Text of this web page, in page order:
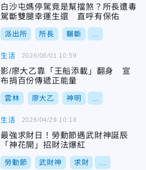
白沙屯媽停駕竟是幫擋煞？所長遭毒
駕斷雙腿幸運生還 直呼有保佑
派出所 所長 輾斷
生活
影/廖大乙靠「王船添載」翻身 宣
布捐百份傳遞正能量
雲林 廖大乙 神明
2026/06/01 10:59
生活
最強求財日！勞動節遇武財神誕辰
「神花開」招財法爆紅
勞動節 武財神 求財
2026/04/29 10:18